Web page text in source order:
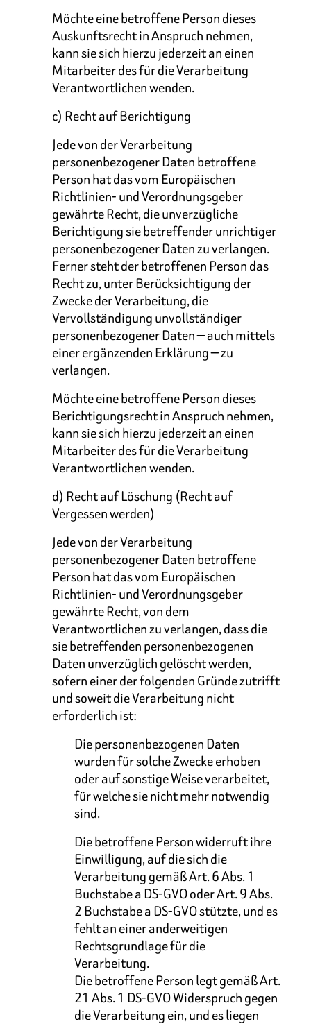
Möchte eine betroffene Person dieses
Auskunftsrecht in Anspruch nehmen,
kann sie sich hierzu jederzeit an einen
Mitarbeiter des für die Verarbeitung
Verantwortlichen wenden.
c) Recht auf Berichtigung
Jede von der Verarbeitung
personenbezogener Daten betroffene
Person hat das vom Europäischen
Richtlinien- und Verordnungsgeber
gewährte Recht, die unverzügliche
Berichtigung sie betreffender unrichtiger
personenbezogener Daten zu verlangen.
Ferner steht der betroffenen Person das
Recht zu, unter Berücksichtigung der
Zwecke der Verarbeitung, die
Vervollständigung unvollständiger
personenbezogener Daten — auch mittels
einer ergänzenden Erklärung — zu
verlangen.
Möchte eine betroffene Person dieses
Berichtigungsrecht in Anspruch nehmen,
kann sie sich hierzu jederzeit an einen
Mitarbeiter des für die Verarbeitung
Verantwortlichen wenden.
d) Recht auf Löschung (Recht auf
Vergessen werden)
Jede von der Verarbeitung
personenbezogener Daten betroffene
Person hat das vom Europäischen
Richtlinien- und Verordnungsgeber
gewährte Recht, von dem
Verantwortlichen zu verlangen, dass die
sie betreffenden personenbezogenen
Daten unverzüglich gelöscht werden,
sofern einer der folgenden Gründe zutrifft
und soweit die Verarbeitung nicht
erforderlich ist:
Die personenbezogenen Daten
wurden für solche Zwecke erhoben
oder auf sonstige Weise verarbeitet,
für welche sie nicht mehr notwendig
sind.
Die betroffene Person widerruft ihre
Einwilligung, auf die sich die
Verarbeitung gemäß Art. 6 Abs. 1
Buchstabe a DS-GVO oder Art. 9 Abs.
2 Buchstabe a DS-GVO stützte, und es
fehlt an einer anderweitigen
Rechtsgrundlage für die
Verarbeitung.
Die betroffene Person legt gemäß Art.
21 Abs. 1 DS-GVO Widerspruch gegen
die Verarbeitung ein, und es liegen